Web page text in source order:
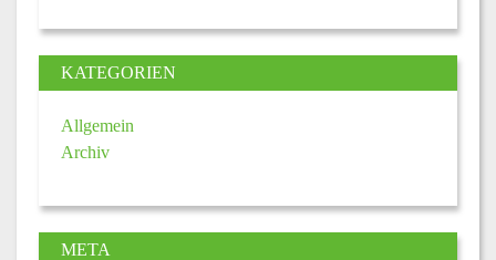
KATEGORIEN
Allgemein
Archiv
META